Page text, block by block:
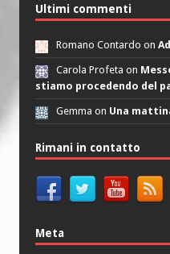
Ultimi commenti
Romano Contardo on
Carola Profeta on
stiamo procedendo del
Gemma on Una
Rimani in contatto
Meta